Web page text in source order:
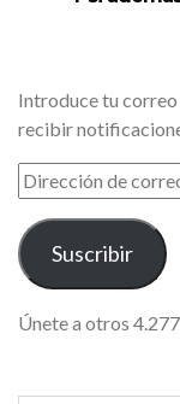
Introduce tu
recibir
DIRECCIÓN
DE
CORREO
ELECTRÓNICO
Suscribir
Únete a otros